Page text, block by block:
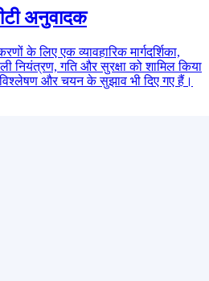
अनुवादक
के लिए एक व्यावहारिक मार्गदर्शिका,
नियंत्रण, गति और सुरक्षा को शामिल किया
और चयन के सुझाव भी दिए गए हैं।